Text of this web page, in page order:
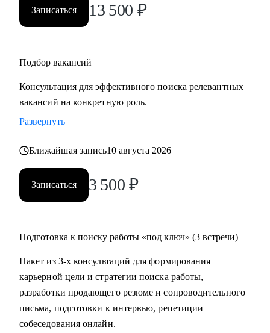
Записаться 13 500 ₽
Подбор вакансий
Консультация для эффективного поиска релевантных
вакансий на конкретную роль.
Развернуть
Ближайшая запись10 августа 2026
Записаться 3 500 ₽
Подготовка к поиску работы «под ключ» (3 встречи)
Пакет из 3-х консультаций для формирования
карьерной цели и стратегии поиска работы,
разработки продающего резюме и сопроводительного
письма, подготовки к интервью, репетиции
собеседования онлайн.